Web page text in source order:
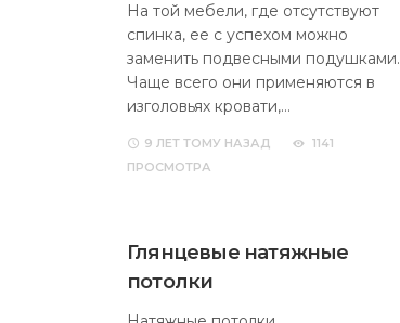
На той мебели, где отсутствуют
спинка, ее с успехом можно
заменить подвесными подушками.
Чаще всего они применяются в
изголовьях кровати,…
9 ЛЕТ ТОМУ НАЗАД
1141
ПРОСМОТРА
Глянцевые натяжные
потолки